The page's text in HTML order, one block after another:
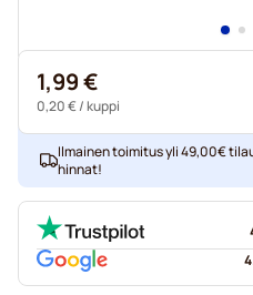
1,99 €
0,20 €/ kuppi
Ilmainen toimitus yli 49,00€
hinnat!